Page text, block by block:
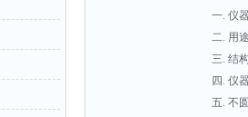
一. 仪器主要
二. 用途、特
三. 结构概
四. 仪器安
五. 不圆度的